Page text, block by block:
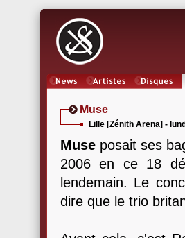
Muse
Lille [Zénith Arena] -
Muse posait ses
2006 en ce 18
lendemain. Le
dire que le trio